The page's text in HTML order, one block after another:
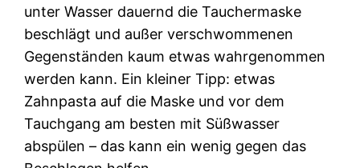
unter Wasser dauernd die Tauchermaske
beschlägt und außer verschwommenen
Gegenständen kaum etwas wahrgenommen
werden kann. Ein kleiner Tipp: etwas
Zahnpasta auf die Maske und vor dem
Tauchgang am besten mit Süßwasser
abspülen – das kann ein wenig gegen das